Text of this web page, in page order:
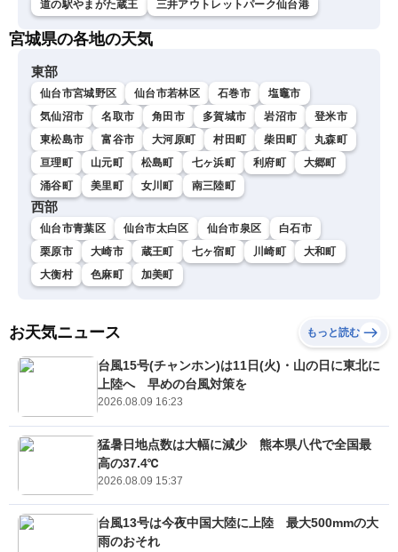
道の駅やまがた蔵王 三井アウトレットパーク仙台港
宮城県の各地の天気
東部
仙台市宮城野区 仙台市若林区 石巻市
塩竈市
気仙沼市
名取市 角田市 多賀城市 岩沼市
登米市
東松島市
富谷市 大河原町 村田町 柴田町
丸森町
亘理町
山元町 松島町 七ヶ浜町 利府町
大郷町
涌谷町
美里町 女川町 南三陸町
西部
仙台市青葉区 仙台市太白区 仙台市泉区
白石市
栗原市
大崎市 蔵王町 七ヶ宿町 川崎町
大和町
大衡村
色麻町 加美町
お天気ニュース もっと読む
台風15号(チャンホン)は11日(火)・山の日に東北に
上陸へ 早めの台風対策を
2026.08.09 16:23
猛暑日地点数は大幅に減少 熊本県八代で全国最
高の37.4℃
2026.08.09 15:37
台風13号は今夜中国大陸に上陸 最大500mmの大
雨のおそれ